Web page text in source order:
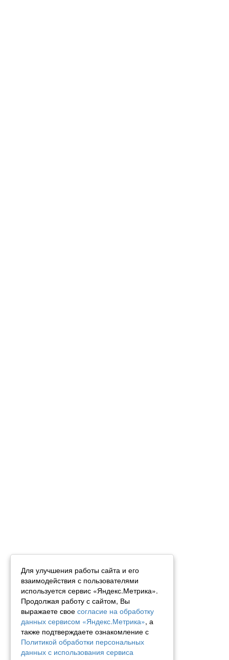
Для улучшения работы сайта и его
взаимодействия с пользователями
используется сервис «Яндекс.Метрика».
Продолжая работу с сайтом, Вы
выражаете свое согласие на обработку
данных сервисом «Яндекс.Метрика», а
также подтверждаете ознакомление с
Политикой обработки персональных
данных с использования сервиса